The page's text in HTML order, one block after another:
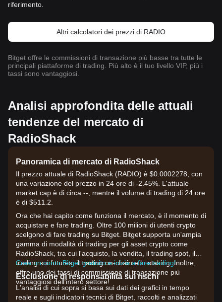
riferimento.
Altri calcolatori dei prezzi di RADIO
Bitget offre le commissioni di transazione più basse tra tutte le
principali piattaforme di trading. Più alto è il tuo livello VIP, più i
tassi sono vantaggiosi.
Analisi approfondita delle attuali
tendenze del mercato di
RadioShack
Panoramica di mercato di RadioShack
Il prezzo attuale di RadioShack (RADIO) è $0.0002278, con
una variazione del prezzo in 24 ore di -2.45%. L'attuale
market cap è di circa --, mentre il volume di trading di 24 ore
è di $511.2.
Ora che hai capito come funziona il mercato, è il momento di
acquistare e fare trading. Oltre 100 milioni di utenti crypto
scelgono di fare trading su Bitget. Bitget supporta un'ampia
gamma di modalità di trading per gli asset crypto come
RadioShack, tra cui l'acquisto, la vendita, il trading spot, il
trading sui futures, il trading on-chain e lo staking. Inoltre,
offre uno dei tassi di commissione di transazione più
vantaggiosi dell'intero settore!
Crea un conto Bitget gratuito e inizia a fare trading!
Esclusione di responsabilità sui rischi
L'analisi di cui sopra si basa sui dati dei grafici in tempo
reale e sugli indicatori tecnici di Bitget, raccolti e analizzati